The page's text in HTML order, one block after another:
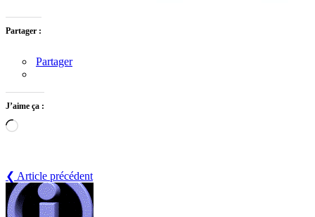
Partager :
Partager
J’aime ça :
Chargement…
❮ Article précédent